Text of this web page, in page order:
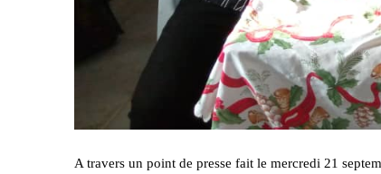
A travers un point de presse fait le mercredi 21